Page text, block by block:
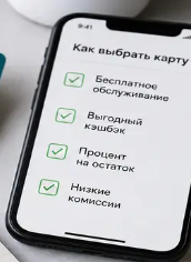
Налог ИП
ОСАГО